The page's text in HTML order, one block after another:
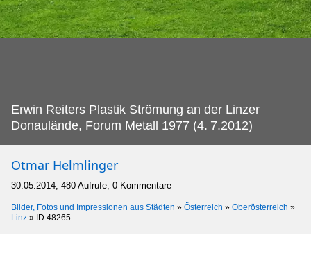
Erwin Reiters Plastik Strömung an der Linzer
Donaulände, Forum Metall 1977 (4. 7.2012)
Otmar Helmlinger
30.05.2014, 480 Aufrufe, 0 Kommentare
Bilder, Fotos und Impressionen aus Städten » Österreich » Oberösterreich »
Linz » ID 48265